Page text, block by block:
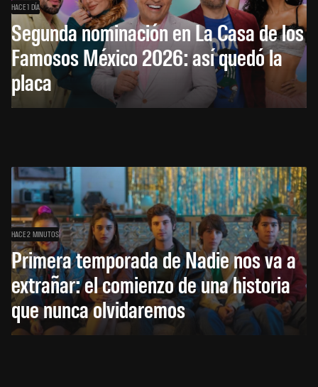
HACE 1 DÍA
Segunda nominación en La Casa de los
Famosos México 2026: así quedó la
placa
HACE 2 MINUTOS
Primera temporada de Nadie nos va a
extrañar: el comienzo de una historia
que nunca olvidaremos